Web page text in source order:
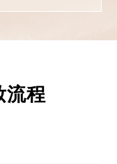
流程